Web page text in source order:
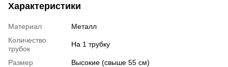
Характеристики
Материал
Металл
Количество
трубок
На 1 трубку
Размер
Высокие (свыше 55 см)